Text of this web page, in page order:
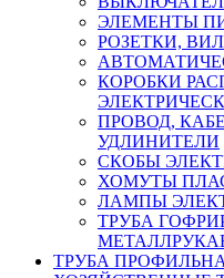
ЭЛЕМЕНТЫ
РОЗЕТКИ,
КОРОБКИ
ПРОВОД,
УДЛИНИТЕЛИ
СКОБЫ
ХОМУТЫ
ЛАМПЫ
ТРУБА
ТРУБА